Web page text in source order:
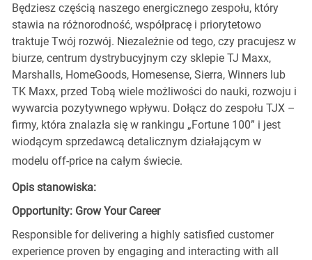
Będziesz częścią naszego energicznego zespołu, który
stawia na różnorodność, współpracę i priorytetowo
traktuje Twój rozwój. Niezależnie od tego, czy pracujesz w
biurze, centrum dystrybucyjnym czy sklepie TJ Maxx,
Marshalls, HomeGoods, Homesense, Sierra, Winners lub
TK Maxx, przed Tobą wiele możliwości do nauki, rozwoju i
wywarcia pozytywnego wpływu. Dołącz do zespołu TJX –
firmy, która znalazła się w rankingu „Fortune 100” i jest
wiodącym sprzedawcą detalicznym działającym w
modelu off-price na całym świecie.
Opis stanowiska:
Opportunity: Grow Your Career
Responsible for delivering a highly satisfied customer
experience proven by engaging and interacting with all